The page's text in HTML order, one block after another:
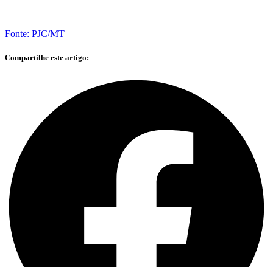
Fonte: PJC/MT
Compartilhe este artigo: